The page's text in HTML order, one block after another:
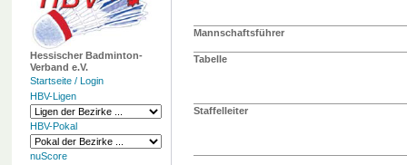
Hessischer Badminton-
Verband e.V.
Startseite / Login
HBV-Ligen
HBV-Pokal
nuScore
Mannschaftsführer
Tabelle
Staffelleiter